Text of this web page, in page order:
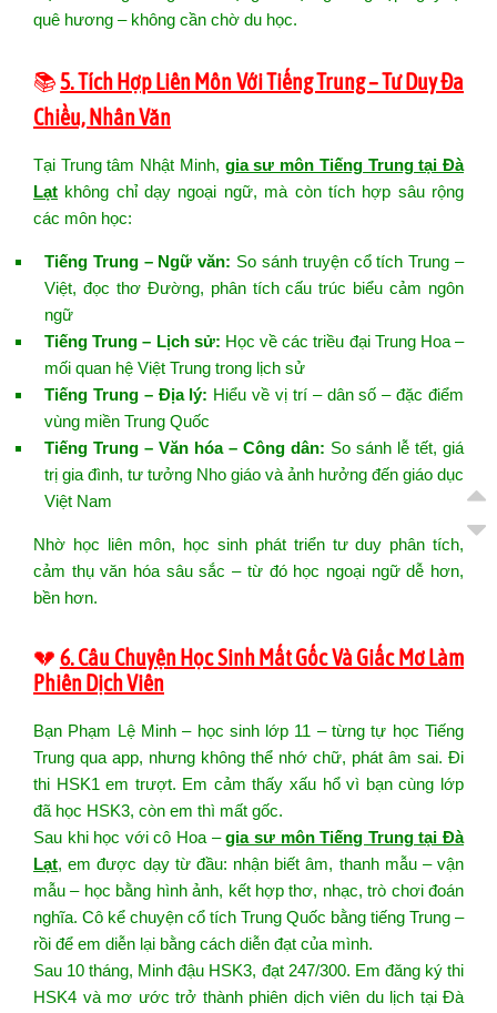
quê hương – không cần chờ du học.
📚5. Tích Hợp Liên Môn Với Tiếng Trung – Tư Duy Đa
Chiều, Nhân Văn
Tại Trung tâm Nhật Minh, gia sư môn Tiếng Trung tại Đà
Lạt không chỉ dạy ngoại ngữ, mà còn tích hợp sâu rộng
các môn học:
Tiếng Trung – Ngữ văn: So sánh truyện cổ tích Trung –
Việt, đọc thơ Đường, phân tích cấu trúc biểu cảm ngôn
ngữ
Tiếng Trung – Lịch sử: Học về các triều đại Trung Hoa –
mối quan hệ Việt Trung trong lịch sử
Tiếng Trung – Địa lý: Hiểu về vị trí – dân số – đặc điểm
vùng miền Trung Quốc
Tiếng Trung – Văn hóa – Công dân: So sánh lễ tết, giá
trị gia đình, tư tưởng Nho giáo và ảnh hưởng đến giáo dục
Việt Nam
Nhờ học liên môn, học sinh phát triển tư duy phân tích,
cảm thụ văn hóa sâu sắc – từ đó học ngoại ngữ dễ hơn,
bền hơn.
💔 6. Câu Chuyện Học Sinh Mất Gốc Và Giấc Mơ Làm
Phiên Dịch Viên
Bạn Phạm Lệ Minh – học sinh lớp 11 – từng tự học Tiếng
Trung qua app, nhưng không thể nhớ chữ, phát âm sai. Đi
thi HSK1 em trượt. Em cảm thấy xấu hổ vì bạn cùng lớp
đã học HSK3, còn em thì mất gốc.
Sau khi học với cô Hoa –gia sư môn Tiếng Trung tại Đà
Lạt, em được dạy từ đầu: nhận biết âm, thanh mẫu – vận
mẫu – học bằng hình ảnh, kết hợp thơ, nhạc, trò chơi đoán
nghĩa. Cô kể chuyện cổ tích Trung Quốc bằng tiếng Trung –
rồi để em diễn lại bằng cách diễn đạt của mình.
Sau 10 tháng, Minh đậu HSK3, đạt 247/300. Em đăng ký thi
HSK4 và mơ ước trở thành phiên dịch viên du lịch tại Đà